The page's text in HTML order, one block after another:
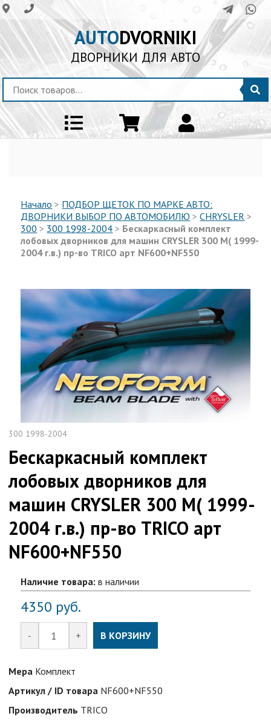
AUTODVORNIKI
ДВОРНИКИ ДЛЯ АВТО
Начало > ПОДБОР ЩЕТОК ПО МАРКЕ АВТО:
ДВОРНИКИ ВЫБОР ПО АВТОМОБИЛЮ >CHRYSLER >
300 > 300 1998-2004 > Бескаркасный комплект
лобовых дворников для машин CRYSLER 300 M( 1999-
2004 г.в.) пр-во TRICO арт NF600+NF550
300 1998-2004
Бескаркасный комплект
лобовых дворников для
машин CRYSLER 300 M( 1999-
2004 г.в.) пр-во TRICO арт
NF600+NF550
Наличие товара: в наличии
4350 руб.
- + В КОРЗИНУ
Мера Комплект
Артикул / ID товара NF600+NF550
Производитель TRICO